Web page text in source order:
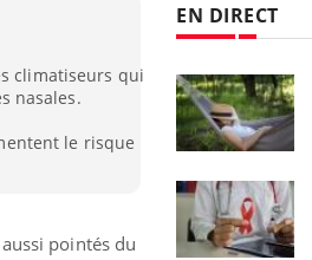
climatiseurs qui
nasales.
le risque
pointés du
EN DIRECT